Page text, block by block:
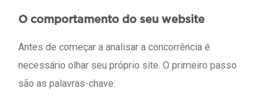
O comportamento do seu website
Antes de começar a analisar a concorrência é
necessário olhar seu próprio site. O primeiro passo
são as palavras-chave: